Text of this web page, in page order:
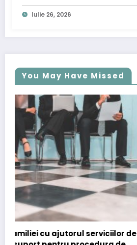
Iulie 26, 2026
You May Have Missed
de
Importanța